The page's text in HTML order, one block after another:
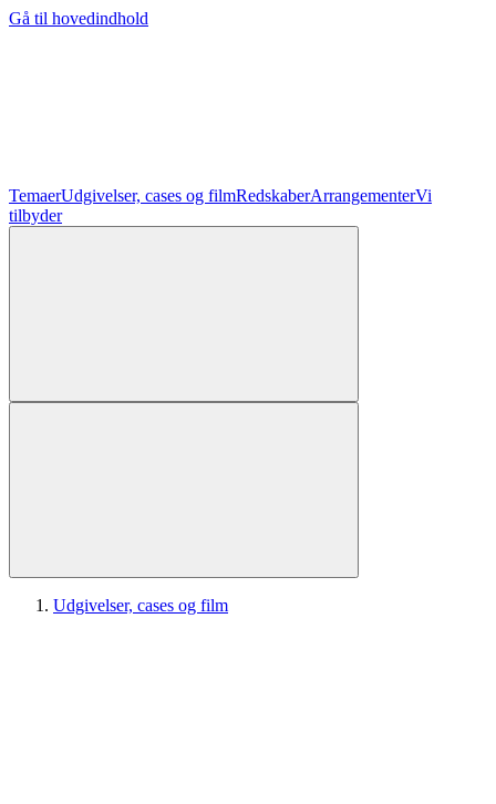
Gå til hovedindhold
TemaerUdgivelser, cases og filmRedskaberArrangementerVi
tilbyder
Udgivelser, cases og film